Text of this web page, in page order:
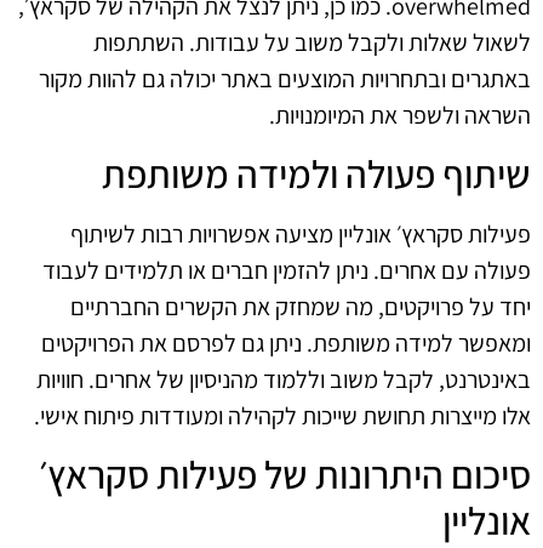
לשאול שאלות ולקבל משוב על עבודות. השתתפות
באתגרים ובתחרויות המוצעים באתר יכולה גם להוות מקור
השראה ולשפר את המיומנויות.
שיתוף פעולה ולמידה משותפת
פעילות סקראץ׳ אונליין מציעה אפשרויות רבות לשיתוף
פעולה עם אחרים. ניתן להזמין חברים או תלמידים לעבוד
יחד על פרויקטים, מה שמחזק את הקשרים החברתיים
ומאפשר למידה משותפת. ניתן גם לפרסם את הפרויקטים
באינטרנט, לקבל משוב וללמוד מהניסיון של אחרים. חוויות
אלו מייצרות תחושת שייכות לקהילה ומעודדות פיתוח אישי.
סיכום היתרונות של פעילות סקראץ׳
אונליין